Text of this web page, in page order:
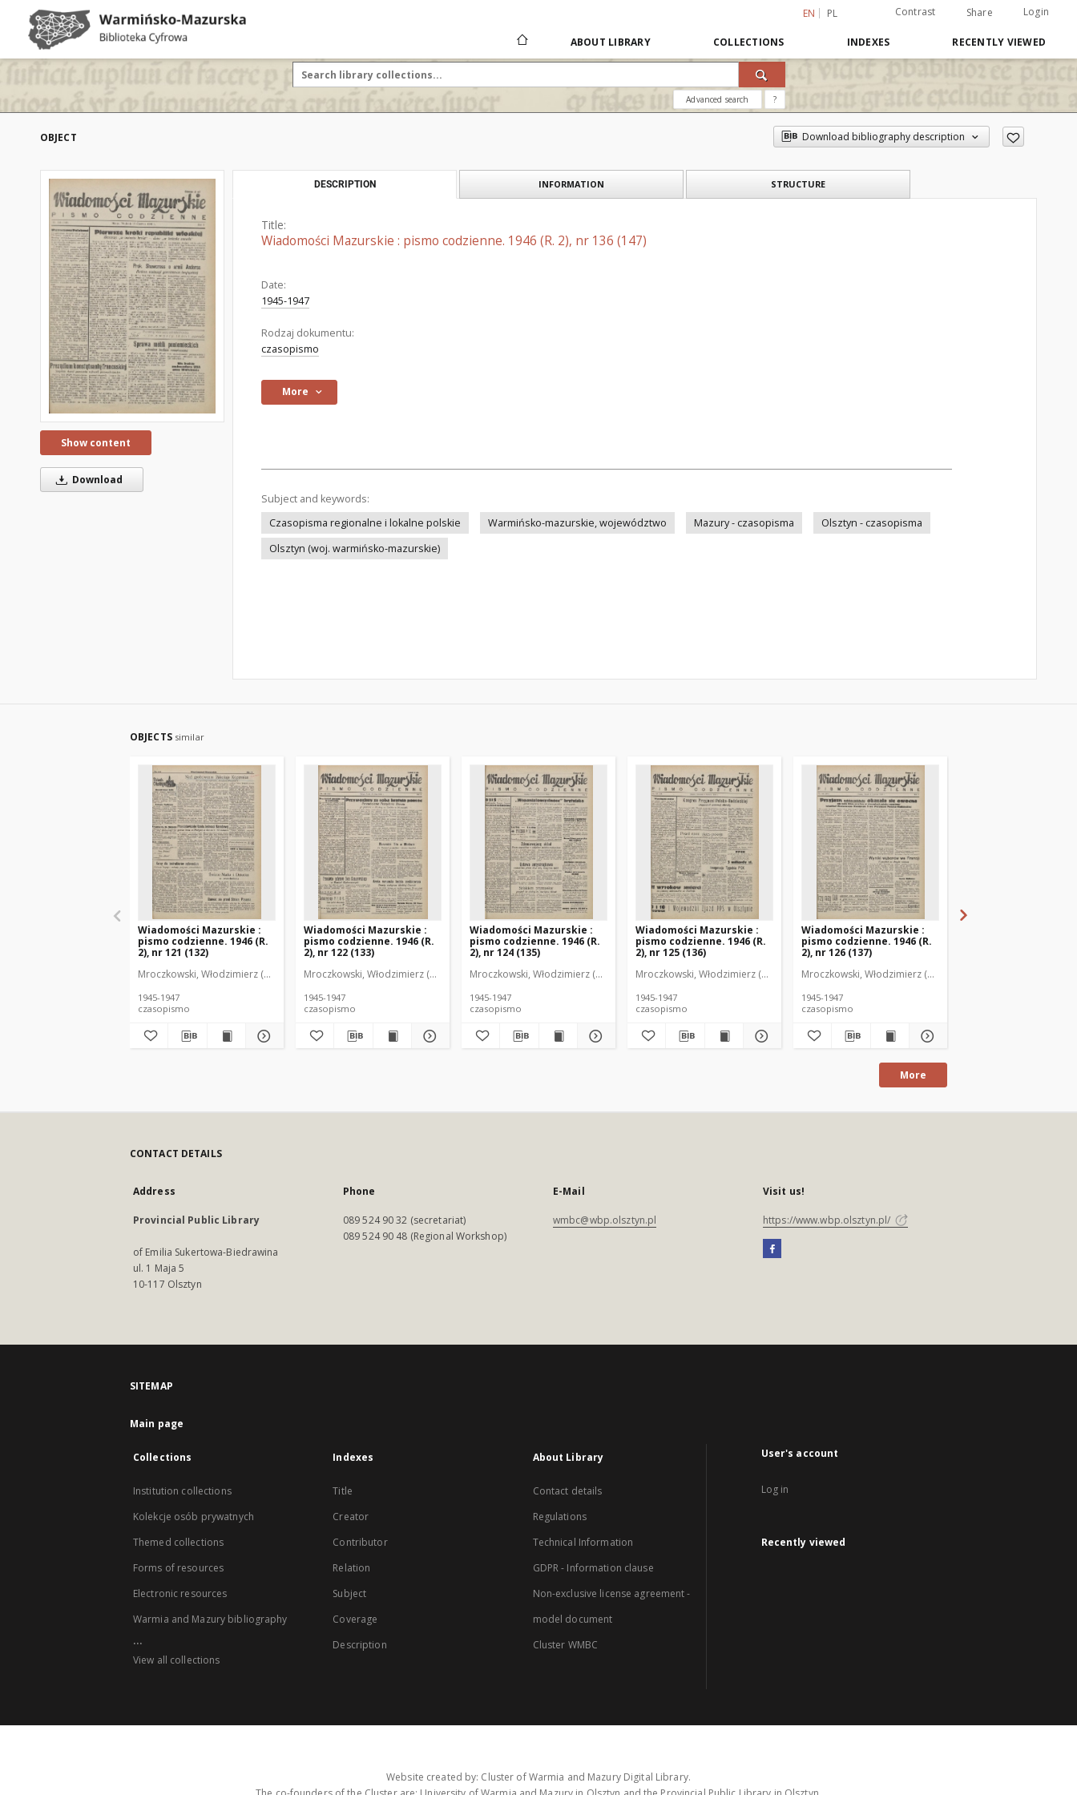
EN PL Contrast Share Login
ABOUT LIBRARY COLLECTIONS INDEXES RECENTLY VIEWED
Advanced search ?
OBJECT Download bibliography description
Show content
Download
DESCRIPTION INFORMATION STRUCTURE
Title:
Wiadomości Mazurskie : pismo codzienne. 1946 (R. 2), nr 136 (147)
Date:
1945-1947
Rodzaj dokumentu:
czasopismo
More
Subject and keywords:
Czasopisma regionalne i lokalne polskie
Warmińsko-mazurskie, województwo Mazury - czasopisma
Olsztyn - czasopisma
Olsztyn (woj. warmińsko-mazurskie)
OBJECTS similar
Wiadomości Mazurskie :
pismo codzienne. 1946 (R.
2), nr 121 (132)
Mroczkowski, Włodzimierz (1902-1971). Redaktor
1945-1947
czasopismo
Wiadomości Mazurskie :
pismo codzienne. 1946 (R.
2), nr 122 (133)
Mroczkowski, Włodzimierz (1902-1971). Redaktor
1945-1947
czasopismo
Wiadomości Mazurskie :
pismo codzienne. 1946 (R.
2), nr 124 (135)
Mroczkowski, Włodzimierz (1902-1971). Redaktor
1945-1947
czasopismo
Wiadomości Mazurskie :
pismo codzienne. 1946 (R.
2), nr 125 (136)
Mroczkowski, Włodzimierz (1902-1971). Redaktor
1945-1947
czasopismo
Wiadomości Mazurskie :
pismo codzienne. 1946 (R.
2), nr 126 (137)
Mroczkowski, Włodzimierz (1902-1971). Redaktor
1945-1947
czasopismo
More
CONTACT DETAILS
Address
Provincial Public Library
of Emilia Sukertowa-Biedrawina
ul. 1 Maja 5
10-117 Olsztyn
Phone
089 524 90 32 (secretariat)
089 524 90 48 (Regional Workshop)
E-Mail
wmbc@wbp.olsztyn.pl
Visit us!
https://www.wbp.olsztyn.pl/
SITEMAP
Main page
Collections
Institution collections
Kolekcje osób prywatnych
Themed collections
Forms of resources
Electronic resources
Warmia and Mazury bibliography
...
View all collections
Indexes
Title
Creator
Contributor
Relation
Subject
Coverage
Description
About Library
Contact details
Regulations
Technical Information
GDPR - Information clause
Non-exclusive license agreement -
model document
Cluster WMBC
User's account
Log in
Recently viewed
Website created by: Cluster of Warmia and Mazury Digital Library.